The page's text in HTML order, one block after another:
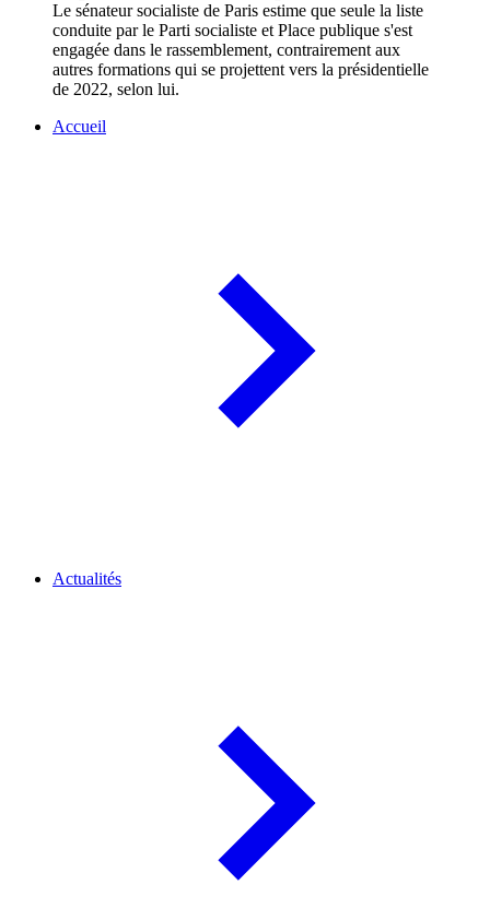
Le sénateur socialiste de Paris estime que seule la liste
conduite par le Parti socialiste et Place publique s'est
engagée dans le rassemblement, contrairement aux
autres formations qui se projettent vers la présidentielle
de 2022, selon lui.
Accueil
Actualités